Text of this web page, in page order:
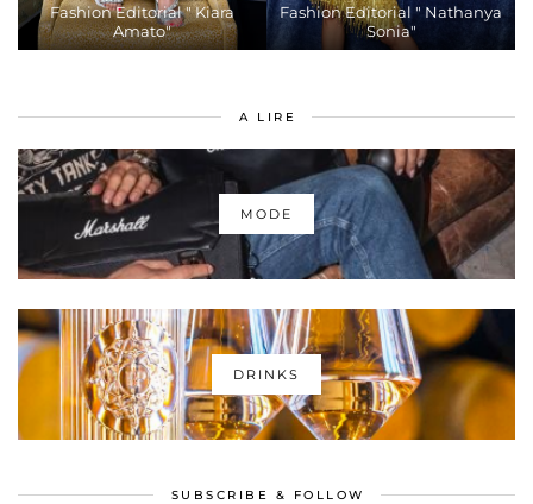
Fashion Editorial " Kiara
Amato"
Fashion Editorial " Nathanya
Sonia"
A LIRE
MODE
DRINKS
SUBSCRIBE & FOLLOW